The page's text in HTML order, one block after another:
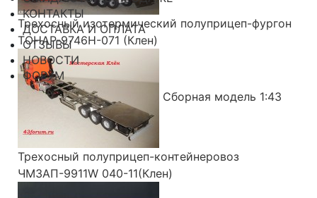
КОНТАКТЫ
ДОСТАВКА И ОПЛАТА
ОТЗЫВЫ
НОВОСТИ
ФОРУМ
Трехосный изотермический полуприцеп-фургон
ТОНАР-9746Н-071 (Клен)
Сборная модель 1:43
Трехосный полуприцеп-контейнеровоз
ЧМЗАП-9911W 040-11(Клен)